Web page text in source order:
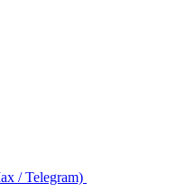
/ Telegram)